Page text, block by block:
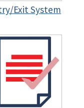
Exit System